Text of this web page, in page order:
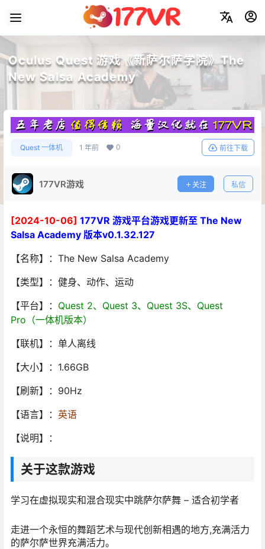
Oculus Quest 游戏《新萨尔萨学院》The
New Salsa Academy
Quest 一体机 1 年前 0 前往下载
177VR游戏 关注 私信
[2024-10-06] 177VR 游戏平台游戏更新至 The New
Salsa Academy 版本v0.1.32.127
【名称】：The New Salsa Academy
【类型】：健身、动作、运动
【平台】： Quest 2、Quest 3、Quest 3S、Quest
Pro（一体机版本）
【联机】：单人离线
【大小】：1.66GB
【刷新】：90Hz
【语言】： 英语
【说明】：
关于这款游戏
学习在虚拟现实和混合现实中跳萨尔萨舞 – 适合初学者
走进一个永恒的舞蹈艺术与现代创新相遇的地方,充满活力
的萨尔萨世界充满活力。